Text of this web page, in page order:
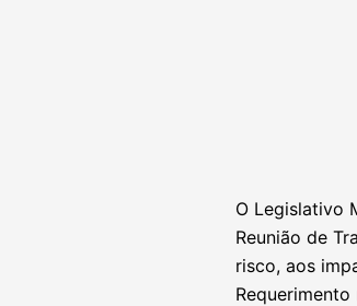
O Legislativo
Reunião de
risco, aos